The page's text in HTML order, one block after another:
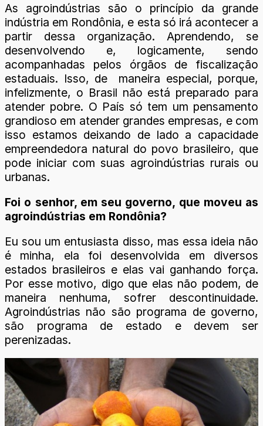
As agroindústrias são o princípio da grande
indústria em Rondônia, e esta só irá acontecer a
partir dessa organização. Aprendendo, se
desenvolvendo e, logicamente, sendo
acompanhadas pelos órgãos de fiscalização
estaduais. Isso, de maneira especial, porque,
infelizmente, o Brasil não está preparado para
atender pobre. O País só tem um pensamento
grandioso em atender grandes empresas, e com
isso estamos deixando de lado a capacidade
empreendedora natural do povo brasileiro, que
pode iniciar com suas agroindústrias rurais ou
urbanas.
Foi o senhor, em seu governo, que moveu as
agroindústrias em Rondônia?
Eu sou um entusiasta disso, mas essa ideia não
é minha, ela foi desenvolvida em diversos
estados brasileiros e elas vai ganhando força.
Por esse motivo, digo que elas não podem, de
maneira nenhuma, sofrer descontinuidade.
Agroindústrias não são programa de governo,
são programa de estado e devem ser
perenizadas.